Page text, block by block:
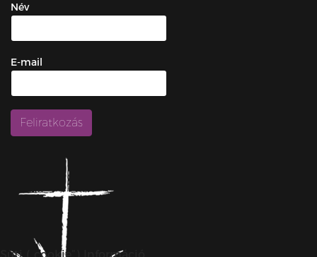
Név
E-mail